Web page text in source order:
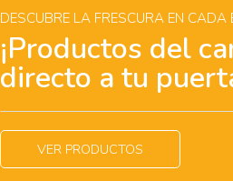
DESCUBRE LA FRESCURA EN
¡Productos del
directo a tu
VER PRODUCTOS